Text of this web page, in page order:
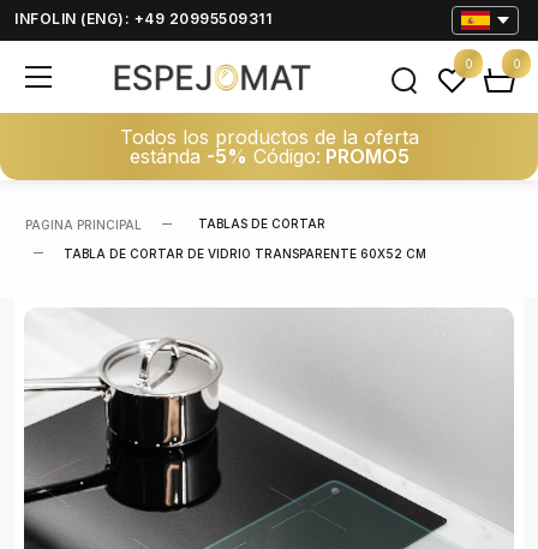
INFOLIN (ENG): +49 20995509311
Todos los productos de la oferta
estánda -5% Código: PROMO5
0 0
PAGINA PRINCIPAL TABLAS DE CORTAR
TABLA DE CORTAR DE VIDRIO TRANSPARENTE 60X52 CM